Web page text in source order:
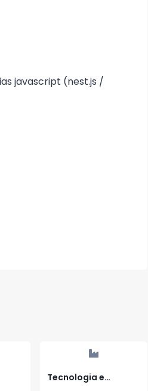
javascript (nest.js /
Tecnologia e